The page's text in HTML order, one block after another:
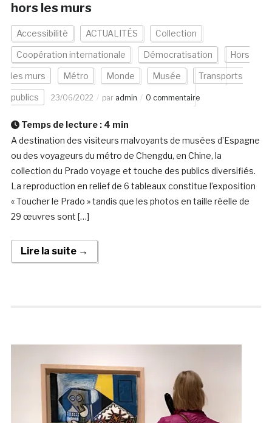
hors les murs
Accessibilité ACTUALITÉS Collection
Coopération internationale Démocratisation Hors
les murs Métro Monde Musée Transports
publics 23/06/2022 par admin 0 commentaire
Temps de lecture : 4 min
A destination des visiteurs malvoyants de musées d’Espagne
ou des voyageurs du métro de Chengdu, en Chine, la
collection du Prado voyage et touche des publics diversifiés.
La reproduction en relief de 6 tableaux constitue l’exposition
« Toucher le Prado » tandis que les photos en taille réelle de
29 œuvres sont […]
Lire la suite →